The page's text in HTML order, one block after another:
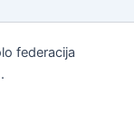
federacija